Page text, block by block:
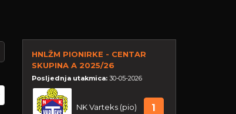
HNLŽM PIONIRKE - CENTAR
SKUPINA A 2025/26
Posljednja utakmica: 30-05-2026
NK Varteks (pio) 1